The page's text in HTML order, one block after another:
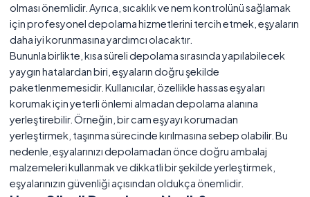
olması önemlidir. Ayrıca, sıcaklık ve nem kontrolünü sağlamak
için profesyonel depolama hizmetlerini tercih etmek, eşyaların
daha iyi korunmasına yardımcı olacaktır.
Bununla birlikte, kısa süreli depolama sırasında yapılabilecek
yaygın hatalardan biri, eşyaların doğru şekilde
paketlenmemesidir. Kullanıcılar, özellikle hassas eşyaları
korumak için yeterli önlemi almadan depolama alanına
yerleştirebilir. Örneğin, bir cam eşyayı korumadan
yerleştirmek, taşınma sürecinde kırılmasına sebep olabilir. Bu
nedenle, eşyalarınızı depolamadan önce doğru ambalaj
malzemeleri kullanmak ve dikkatli bir şekilde yerleştirmek,
eşyalarınızın güvenliği açısından oldukça önemlidir.